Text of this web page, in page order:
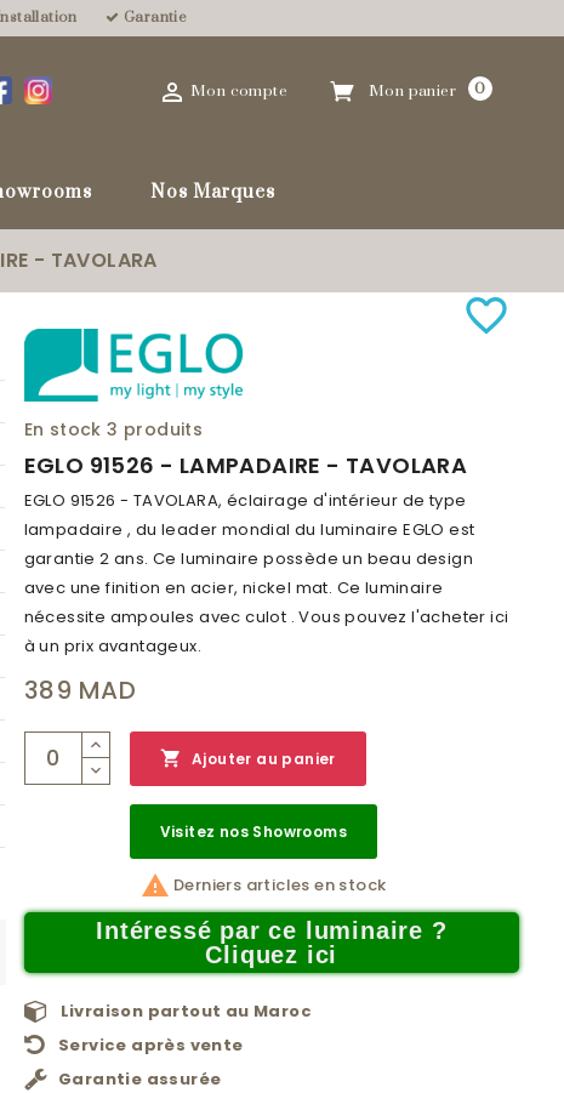
Garantie
Mon panier 0
 Mon compte
Nos Marques
- TAVOLARA
En stock 3 produits
EGLO 91526 - LAMPADAIRE - TAVOLARA
EGLO 91526 - TAVOLARA, éclairage d'intérieur de type
lampadaire , du leader mondial du luminaire EGLO est
garantie 2 ans. Ce luminaire possède un beau design
avec une finition en acier, nickel mat. Ce luminaire
nécessite ampoules avec culot . Vous pouvez l'acheter ici
à un prix avantageux.
favorite_border
389 MAD
 Ajouter au panier
Visitez nos Showrooms
 Derniers articles en stock
Intéressé par ce luminaire ?
Cliquez ici
Livraison partout au Maroc
Service après vente
Garantie assurée